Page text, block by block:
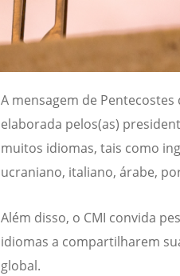
A mensagem de Pentecostes
elaborada pelos(as)
muitos idiomas, tais como
ucraniano, italiano, árabe,
Além disso, o CMI convida
idiomas a compartilharem
global.